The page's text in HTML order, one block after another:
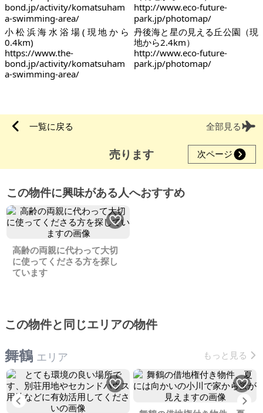
小松浜海水浴場(現地から
0.4km)
https://www.the-
bond.jp/activity/komatsuham
a-swimming-area/
丹後海と星の見える丘公園（現
地から2.4km）
http://www.eco-future-
park.jp/photomap/
一覧に戻る 全部見る
売ります 次ページ
この物件に興味がある人へおすすめ
高齢の両親に代わって大切
に使ってくださる方を探し
ています
この物件と同じエリアの物件
舞鶴 エリア もっと見る
Previous